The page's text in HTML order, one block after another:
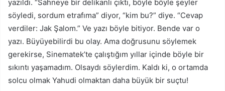
yazıldı. “Sahneye bir delikanlı çıktı, böyle böyle şeyler
söyledi, sordum etrafıma” diyor, “kim bu?” diye. “Cevap
verdiler: Jak Şalom.” Ve yazı böyle bitiyor. Bende var o
yazı. Büyüyebilirdi bu olay. Ama doğrusunu söylemek
gerekirse, Sinematek’te çalıştığım yıllar içinde böyle bir
sıkıntı yaşamadım. Olsaydı söylerdim. Kaldı ki, o ortamda
solcu olmak Yahudi olmaktan daha büyük bir suçtu!